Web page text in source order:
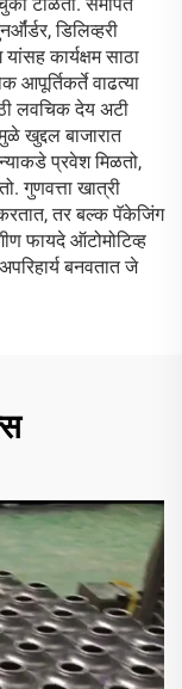
डिलिव्हरी
कार्यक्षम साठा
वाढत्या
लवचिक देय अटी
खुद्दल बाजारात
प्रवेश मिळतो,
गुणवत्ता खात्री
करतात, तर बल्क पॅकेजिंग
फायदे ऑटोमोटिव्ह
बनवतात जे